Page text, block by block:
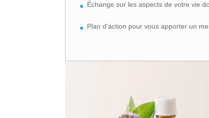
Échange sur les aspects de votre vie
Plan d'action pour vous apporter un